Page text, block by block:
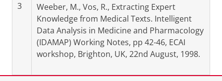
3
Weeber, M., Vos, R., Extracting Expert
Knowledge from Medical Texts. Intelligent
Data Analysis in Medicine and Pharmacology
(IDAMAP) Working Notes, pp 42-46, ECAI
workshop, Brighton, UK, 22nd August, 1998.